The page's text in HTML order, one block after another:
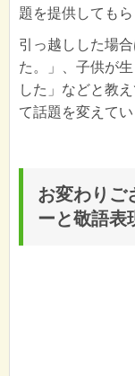
題を提供しても
引っ越しした場
た。」、子供が
した」などと教
て話題を変えて
お変わりご
ーと敬語表